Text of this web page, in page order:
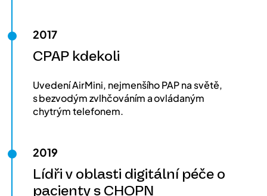
2017
CPAP kdekoli
Uvedení AirMini, nejmenšího PAP na světě,
s bezvodým zvlhčováním a ovládaným
chytrým telefonem.
2019
Lídři v oblasti digitální péče o
pacienty s CHOPN